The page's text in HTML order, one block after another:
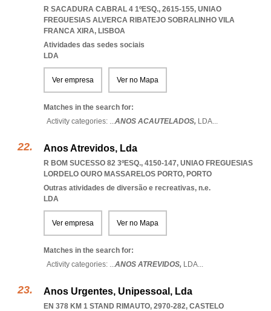
R SACADURA CABRAL 4 1ºESQ., 2615-155, UNIAO
FREGUESIAS ALVERCA RIBATEJO SOBRALINHO VILA
FRANCA XIRA, LISBOA
Atividades das sedes sociais
LDA
Ver empresa Ver no Mapa
Matches in the search for:
Activity categories: ...ANOS ACAUTELADOS, LDA...
Anos Atrevidos, Lda
R BOM SUCESSO 82 3ºESQ., 4150-147, UNIAO FREGUESIAS
LORDELO OURO MASSARELOS PORTO, PORTO
Outras atividades de diversão e recreativas, n.e.
LDA
Ver empresa Ver no Mapa
Matches in the search for:
Activity categories: ...ANOS ATREVIDOS, LDA...
Anos Urgentes, Unipessoal, Lda
EN 378 KM 1 STAND RIMAUTO, 2970-282, CASTELO